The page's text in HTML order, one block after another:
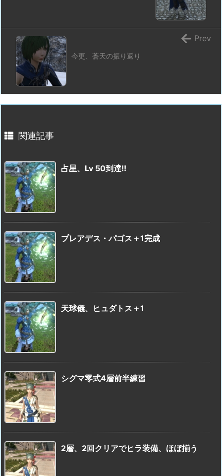
今更、蒼天の振り返り
Prev
関連記事
占星、Lv 50到達!!
プレアデス・パゴス＋1完成
天球儀、ヒュダトス＋1
シグマ零式4層前半練習
2層、2回クリアでヒラ装備、ほぼ揃う